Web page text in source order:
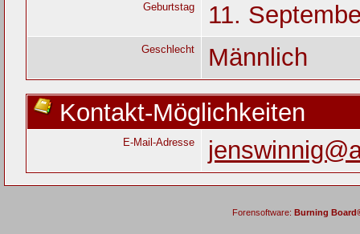
Geburtstag 11.
Geschlecht
Männlich
Kontakt-Möglichkeiten
E-Mail-Adresse
Forensoftware: Burning